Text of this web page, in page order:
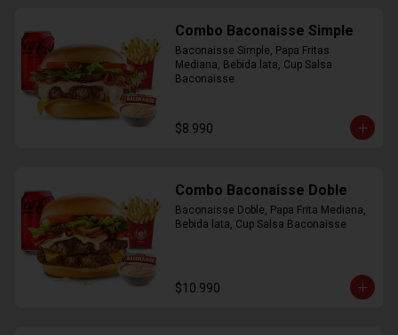
Combo Baconaisse Simple
Baconaisse Simple, Papa Fritas
Mediana, Bebida lata, Cup Salsa
Baconaisse
$8.990
Combo Baconaisse Doble
Baconaisse Doble, Papa Frita Mediana,
Bebida lata, Cup Salsa Baconaisse
$10.990